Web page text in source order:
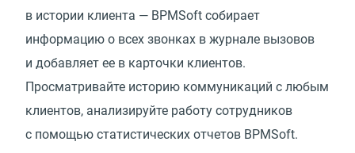
в истории клиента — BPMSoft собирает
информацию о всех звонках в журнале вызовов
и добавляет ее в карточки клиентов.
Просматривайте историю коммуникаций с любым
клиентов, анализируйте работу сотрудников
с помощью статистических отчетов BPMSoft.